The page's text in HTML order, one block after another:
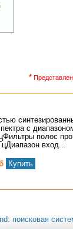
*
с
полос
вход...
Купить